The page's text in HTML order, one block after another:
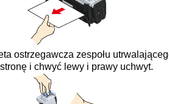
ostrzegawcza zespołu
i chwyć lewy i prawy uchwyt.